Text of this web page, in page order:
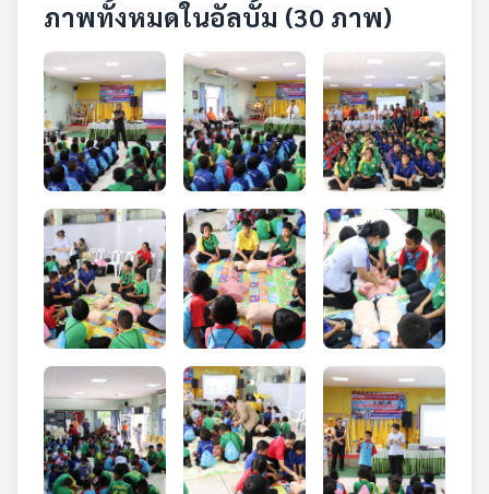
ภาพทั้งหมดในอัลบั้ม (30 ภาพ)